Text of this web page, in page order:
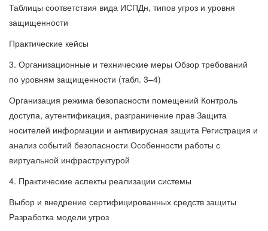
Таблицы соответствия вида ИСПДн, типов угроз и уровня
защищенности
Практические кейсы
3. Организационные и технические меры Обзор требований
по уровням защищенности (табл. 3–4)
Организация режима безопасности помещений Контроль
доступа, аутентификация, разграничение прав Защита
носителей информации и антивирусная защита Регистрация и
анализ событий безопасности Особенности работы с
виртуальной инфраструктурой
4. Практические аспекты реализации системы
Выбор и внедрение сертифицированных средств защиты
Разработка модели угроз